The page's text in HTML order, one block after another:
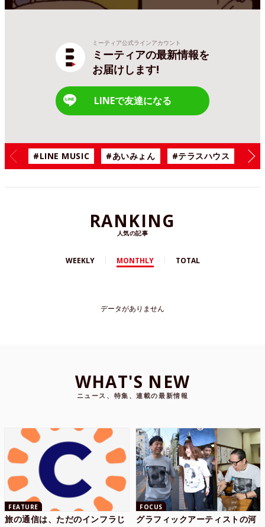
ミーティア公式ラインアカウント
ミーティアの最新情報を
お届けします!
LINEで友達になる
#LINE MUSIC #あいみょん #テラスハウス #漫
RANKING
人気の記事
WEEKLY MONTHLY TOTAL
データがありません
WHAT'S NEW
ニュース、特集、連載の最新情報
FEATURE
旅の通信は、ただのインフラじ
FOCUS
グラフィックアーティストの河